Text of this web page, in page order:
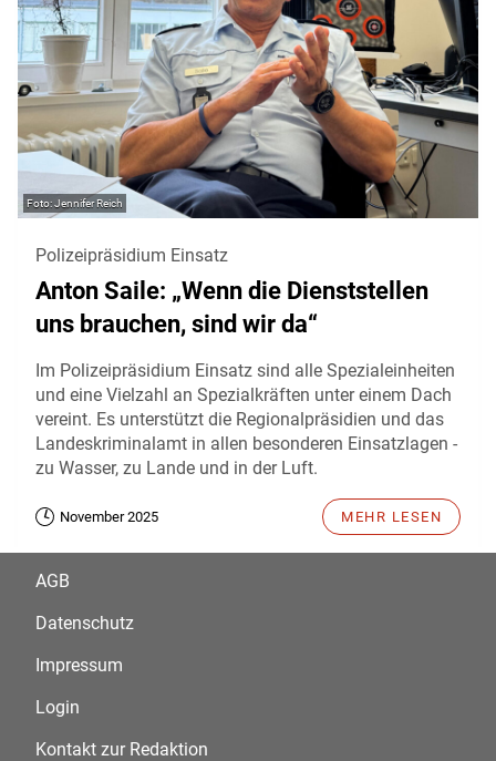
Jennifer Reich
Polizeipräsidium Einsatz
Anton Saile: „Wenn die Dienststellen
uns brauchen, sind wir da“
Im Polizeipräsidium Einsatz sind alle Spezialeinheiten
und eine Vielzahl an Spezialkräften unter einem Dach
vereint. Es unterstützt die Regionalpräsidien und das
Landeskriminalamt in allen besonderen Einsatzlagen -
zu Wasser, zu Lande und in der Luft.
November 2025 MEHR LESEN
AGB
Datenschutz
Impressum
Login
Kontakt zur Redaktion